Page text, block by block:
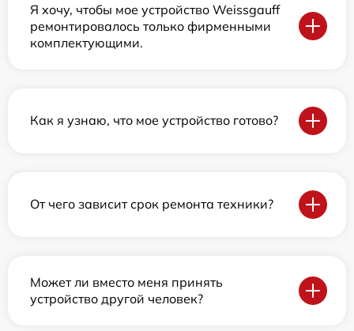
Я хочу, чтобы мое устройство Weissgauff
ремонтировалось только фирменными
комплектующими.
Как я узнаю, что мое устройство готово?
От чего зависит срок ремонта техники?
Может ли вместо меня принять
устройство другой человек?